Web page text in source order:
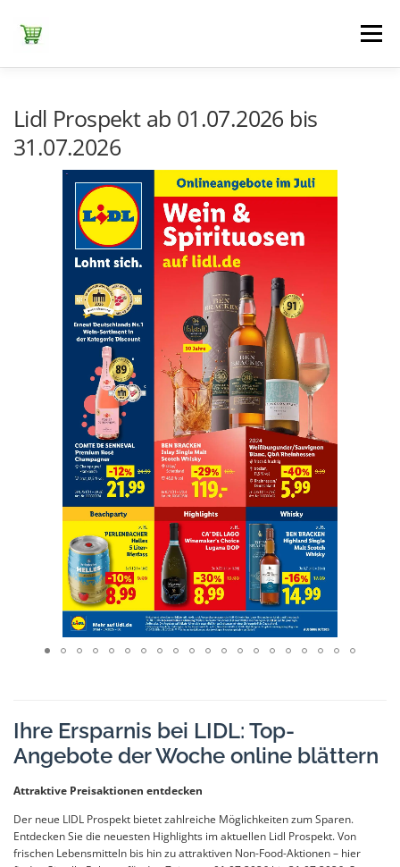
Inhalt
springen
Menü
NETTO DISCOUNT NORMA REWE
Lidl Prospekt ab 01.07.2026 bis
31.07.2026
Ihre Ersparnis bei LIDL: Top-
Angebote der Woche online blättern
Attraktive Preisaktionen entdecken
Der neue LIDL Prospekt bietet zahlreiche Möglichkeiten zum Sparen.
Entdecken Sie die neuesten Highlights im aktuellen Lidl Prospekt. Von
frischen Lebensmitteln bis hin zu attraktiven Non-Food-Aktionen – hier